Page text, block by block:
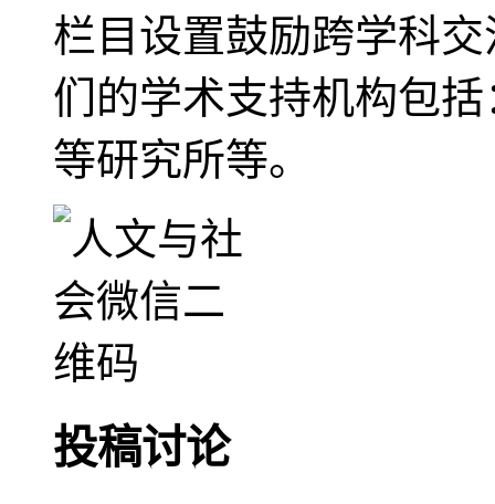
栏目设置鼓励跨学科
们的学术支持机构包
等研究所等。
投稿讨论